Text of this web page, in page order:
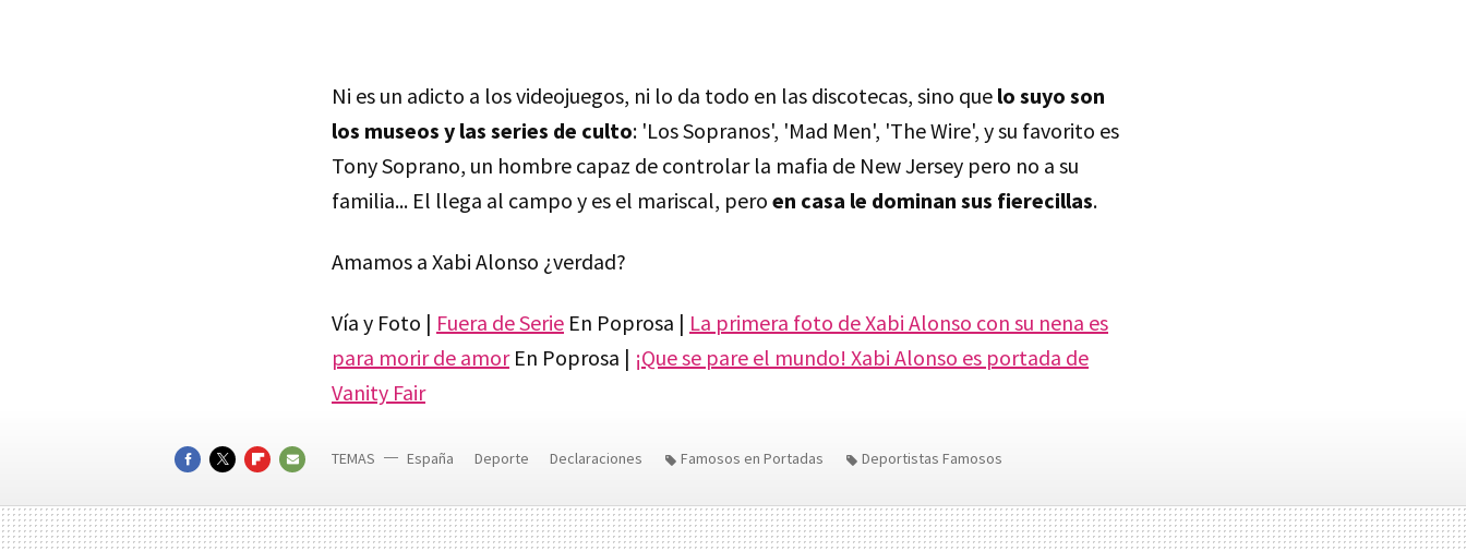
Ni es un adicto a los videojuegos, ni lo da todo en las discotecas, sino que lo suyo son
los museos y las series de culto: 'Los Sopranos', 'Mad Men', 'The Wire', y su favorito es
Tony Soprano, un hombre capaz de controlar la mafia de New Jersey pero no a su
familia... El llega al campo y es el mariscal, pero en casa le dominan sus fierecillas.
Amamos a Xabi Alonso ¿verdad?
Vía y Foto | Fuera de Serie En Poprosa | La primera foto de Xabi Alonso con su nena es
para morir de amorEn Poprosa | ¡Que se pare el mundo! Xabi Alonso es portada de
Vanity Fair
MAIL
TEMAS España Deporte Declaraciones Famosos en Portadas Deportistas Famosos